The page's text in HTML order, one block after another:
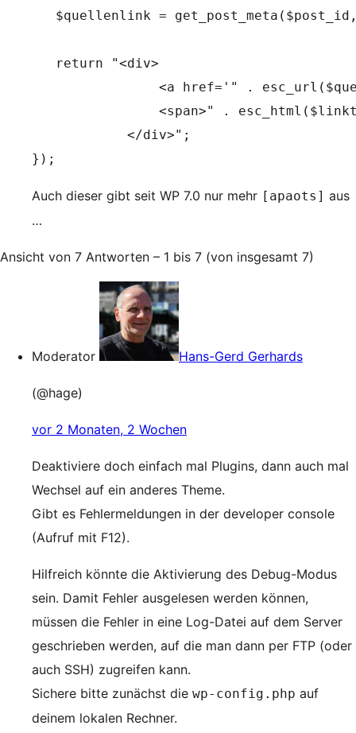
$quellenlink =
   return "<div>
<a href='" .
<span>" .
            </div>";
});
Auch dieser gibt seit WP 7.0 nur mehr [apaots] aus
…
Ansicht von 7 Antworten – 1 bis 7 (von insgesamt 7)
Moderator Hans-Gerd Gerhards
(@hage)
vor 2 Monaten, 2 Wochen
Deaktiviere doch einfach mal Plugins, dann auch mal
Wechsel auf ein anderes Theme.
Gibt es Fehlermeldungen in der developer console
(Aufruf mit F12).
Hilfreich könnte die Aktivierung des Debug-Modus
sein. Damit Fehler ausgelesen werden können,
müssen die Fehler in eine Log-Datei auf dem Server
geschrieben werden, auf die man dann per FTP (oder
auch SSH) zugreifen kann.
Sichere bitte zunächst die wp-config.php auf
deinem lokalen Rechner.